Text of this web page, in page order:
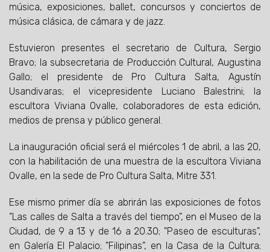
música, exposiciones, ballet, concursos y conciertos de
música clásica, de cámara y de jazz.
Estuvieron presentes el secretario de Cultura, Sergio
Bravo; la subsecretaria de Producción Cultural, Augustina
Gallo; el presidente de Pro Cultura Salta, Agustín
Usandivaras; el vicepresidente Luciano Balestrini; la
escultora Viviana Ovalle, colaboradores de esta edición,
medios de prensa y público general.
La inauguración oficial será el miércoles 1 de abril, a las 20,
con la habilitación de una muestra de la escultora Viviana
Ovalle, en la sede de Pro Cultura Salta, Mitre 331.
Ese mismo primer día se abrirán las exposiciones de fotos
"Las calles de Salta a través del tiempo", en el Museo de la
Ciudad, de 9 a 13 y de 16 a 20.30; "Paseo de esculturas",
en Galería El Palacio; "Filipinas", en la Casa de la Cultura;